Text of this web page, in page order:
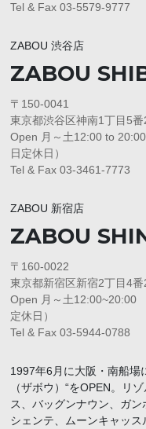
Tel & Fax 03-5579-9777
ZABOU 渋谷店
ZABOU
〒150-0041
東京都渋谷区神南1丁目5
Open 月～土12:00 to
日定休日）
Tel & Fax 03-3461-7773
ZABOU 新宿店
ZABOU
〒160-0022
東京都新宿区新宿2丁目4
Open 月～土12:00~20:00
定休日）
Tel & Fax 03-5944-0788
1997年6月に大阪・南船場
（ザボウ）“をOPEN。リ
ス、バッグンナウン、ガ
シェンテ、ムーンキャッ